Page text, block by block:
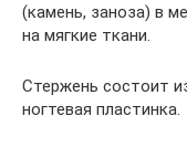
(камень, заноза) в
на мягкие ткани.
Стержень состоит
ногтевая пластинка.